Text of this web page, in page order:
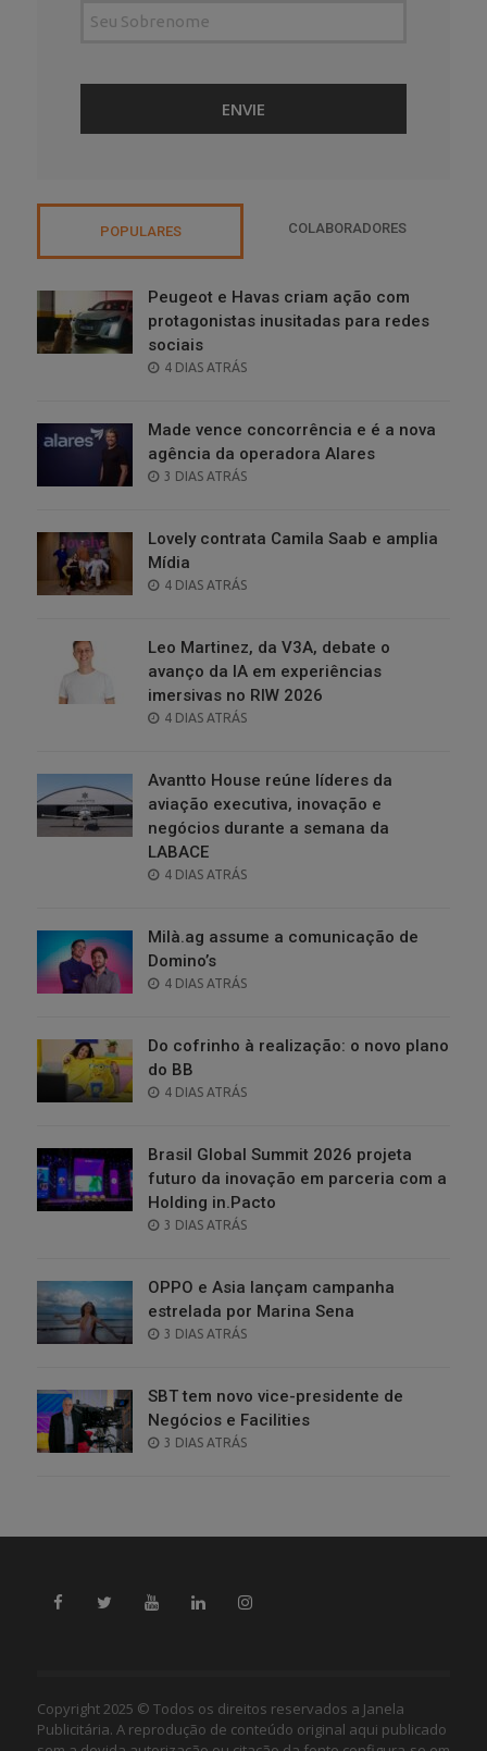
POPULARES COLABORADORES
Peugeot e Havas criam ação com
protagonistas inusitadas para redes
sociais
POSTED
4 DIAS ATRÁS
Made vence concorrência e é a nova
agência da operadora Alares
POSTED
3 DIAS ATRÁS
Lovely contrata Camila Saab e amplia
Mídia
POSTED
4 DIAS ATRÁS
Leo Martinez, da V3A, debate o
avanço da IA em experiências
imersivas no RIW 2026
POSTED
4 DIAS ATRÁS
Avantto House reúne líderes da
aviação executiva, inovação e
negócios durante a semana da
LABACE
POSTED
4 DIAS ATRÁS
Milà.ag assume a comunicação de
Domino’s
POSTED
4 DIAS ATRÁS
Do cofrinho à realização: o novo plano
do BB
POSTED
4 DIAS ATRÁS
Brasil Global Summit 2026 projeta
futuro da inovação em parceria com a
Holding in.Pacto
POSTED
3 DIAS ATRÁS
OPPO e Asia lançam campanha
estrelada por Marina Sena
POSTED
3 DIAS ATRÁS
SBT tem novo vice-presidente de
Negócios e Facilities
POSTED
3 DIAS ATRÁS
Copyright 2025 © Todos os direitos reservados a Janela
Publicitária. A reprodução de conteúdo original aqui publicado